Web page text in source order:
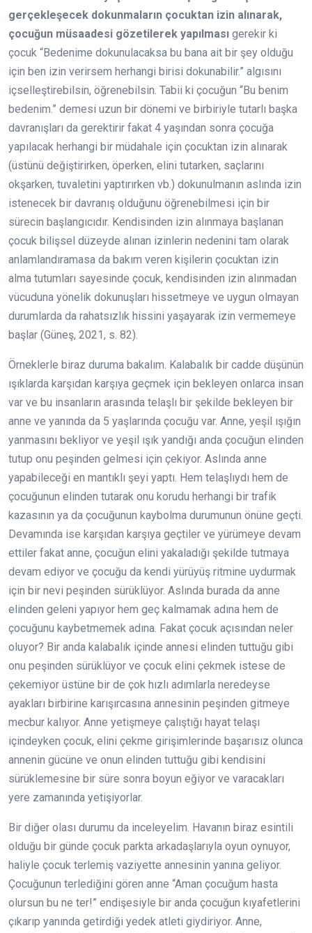
gerçekleşecek dokunmaların çocuktan izin alınarak,
çocuğun müsaadesi gözetilerek yapılması gerekir ki
çocuk “Bedenime dokunulacaksa bu bana ait bir şey olduğu
için ben izin verirsem herhangi birisi dokunabilir.” algısını
içselleştirebilsin, öğrenebilsin. Tabii ki çocuğun “Bu benim
bedenim.” demesi uzun bir dönemi ve birbiriyle tutarlı başka
davranışları da gerektirir fakat 4 yaşından sonra çocuğa
yapılacak herhangi bir müdahale için çocuktan izin alınarak
(üstünü değiştirirken, öperken, elini tutarken, saçlarını
okşarken, tuvaletini yaptırırken vb.) dokunulmanın aslında izin
istenecek bir davranış olduğunu öğrenebilmesi için bir
sürecin başlangıcıdır. Kendisinden izin alınmaya başlanan
çocuk bilişsel düzeyde alınan izinlerin nedenini tam olarak
anlamlandıramasa da bakım veren kişilerin çocuktan izin
alma tutumları sayesinde çocuk, kendisinden izin alınmadan
vücuduna yönelik dokunuşları hissetmeye ve uygun olmayan
durumlarda da rahatsızlık hissini yaşayarak izin vermemeye
başlar (Güneş, 2021, s. 82).
Örneklerle biraz duruma bakalım. Kalabalık bir cadde düşünün
ışıklarda karşıdan karşıya geçmek için bekleyen onlarca insan
var ve bu insanların arasında telaşlı bir şekilde bekleyen bir
anne ve yanında da 5 yaşlarında çocuğu var. Anne, yeşil ışığın
yanmasını bekliyor ve yeşil ışık yandığı anda çocuğun elinden
tutup onu peşinden gelmesi için çekiyor. Aslında anne
yapabileceği en mantıklı şeyi yaptı. Hem telaşlıydı hem de
çocuğunun elinden tutarak onu korudu herhangi bir trafik
kazasının ya da çocuğunun kaybolma durumunun önüne geçti.
Devamında ise karşıdan karşıya geçtiler ve yürümeye devam
ettiler fakat anne, çocuğun elini yakaladığı şekilde tutmaya
devam ediyor ve çocuğu da kendi yürüyüş ritmine uydurmak
için bir nevi peşinden sürüklüyor. Aslında burada da anne
elinden geleni yapıyor hem geç kalmamak adına hem de
çocuğunu kaybetmemek adına. Fakat çocuk açısından neler
oluyor? Bir anda kalabalık içinde annesi elinden tuttuğu gibi
onu peşinden sürüklüyor ve çocuk elini çekmek istese de
çekemiyor üstüne bir de çok hızlı adımlarla neredeyse
ayakları birbirine karışırcasına annesinin peşinden gitmeye
mecbur kalıyor. Anne yetişmeye çalıştığı hayat telaşı
içindeyken çocuk, elini çekme girişimlerinde başarısız olunca
annenin gücüne ve onun elinden tuttuğu gibi kendisini
sürüklemesine bir süre sonra boyun eğiyor ve varacakları
yere zamanında yetişiyorlar.
Bir diğer olası durumu da inceleyelim. Havanın biraz esintili
olduğu bir günde çocuk parkta arkadaşlarıyla oyun oynuyor,
haliyle çocuk terlemiş vaziyette annesinin yanına geliyor.
Çocuğunun terlediğini gören anne “Aman çocuğum hasta
olursun bu ne ter!” endişesiyle bir anda çocuğun kıyafetlerini
çıkarıp yanında getirdiği yedek atleti giydiriyor. Anne,